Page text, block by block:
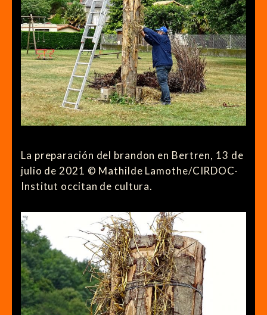
La preparación del brandon en Bertren, 13 de
julio de 2021 © Mathilde Lamothe/CIRDOC-
Institut occitan de cultura.